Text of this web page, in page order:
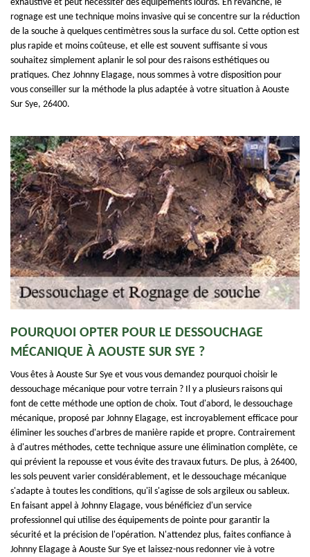
exhaustive et peut nécessiter des équipements lourds. En revanche, le
rognage est une technique moins invasive qui se concentre sur la réduction
de la souche à quelques centimètres sous la surface du sol. Cette option est
plus rapide et moins coûteuse, et elle est souvent suffisante si vous
souhaitez simplement aplanir le sol pour des raisons esthétiques ou
pratiques. Chez Johnny Elagage, nous sommes à votre disposition pour
vous conseiller sur la méthode la plus adaptée à votre situation à Aouste
Sur Sye, 26400.
POURQUOI OPTER POUR LE DESSOUCHAGE
MÉCANIQUE À AOUSTE SUR SYE ?
Vous êtes à Aouste Sur Sye et vous vous demandez pourquoi choisir le
dessouchage mécanique pour votre terrain ? Il y a plusieurs raisons qui
font de cette méthode une option de choix. Tout d'abord, le dessouchage
mécanique, proposé par Johnny Elagage, est incroyablement efficace pour
éliminer les souches d'arbres de manière rapide et propre. Contrairement
à d'autres méthodes, cette technique assure une élimination complète, ce
qui prévient la repousse et vous évite des travaux futurs. De plus, à 26400,
les sols peuvent varier considérablement, et le dessouchage mécanique
s'adapte à toutes les conditions, qu'il s'agisse de sols argileux ou sableux.
En faisant appel à Johnny Elagage, vous bénéficiez d'un service
professionnel qui utilise des équipements de pointe pour garantir la
sécurité et la précision de l'opération. N'attendez plus, faites confiance à
Johnny Elagage à Aouste Sur Sye et laissez-nous redonner vie à votre